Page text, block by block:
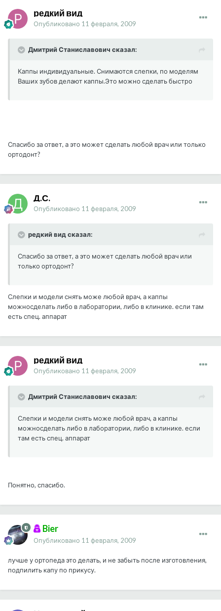
редкий вид
Опубликовано 11 февраля, 2009
Дмитрий Станиславович сказал:
Каппы индивидуальные. Снимаются слепки, по моделям
Ваших зубов делают каппы.Это можно сделать быстро
Спасибо за ответ, а это может сделать любой врач или только
ортодонт?
Д.С.
Опубликовано 11 февраля, 2009
редкий вид сказал:
Спасибо за ответ, а это может сделать любой врач или
только ортодонт?
Слепки и модели снять може любой врач, а каппы
можносделать либо в лаборатории, либо в клинике. если там
есть спец. аппарат
редкий вид
Опубликовано 11 февраля, 2009
Дмитрий Станиславович сказал:
Слепки и модели снять може любой врач, а каппы
можносделать либо в лаборатории, либо в клинике. если
там есть спец. аппарат
Понятно, спасибо.
Bier
Опубликовано 11 февраля, 2009
лучше у ортопеда это делать, и не забыть после изготовления,
подпилить капу по прикусу.